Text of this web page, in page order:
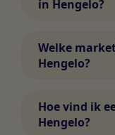
in Hengelo?
communicatie
Swipe4Work
vacatures en
Welke
Hengelo?
marketing en
marketeer,
specialist,
Hoe vind ik
Hengelo?